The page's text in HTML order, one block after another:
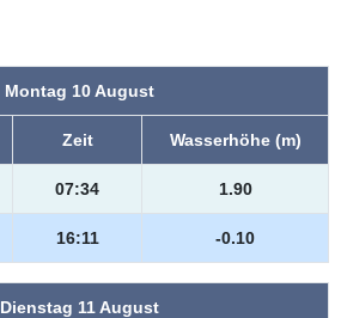
Montag 10 August
Zeit Wasserhöhe (m)
07:34 1.90
16:11 -0.10
Dienstag 11 August